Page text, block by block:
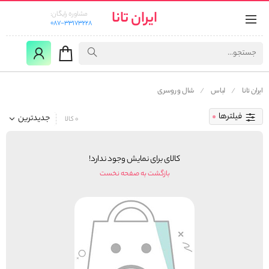
ایران تانا
مشاوره رایگان:
087-33173228
ایران تانا لباس شال و روسری
فیلترها جدیدترین 0 کالا
کالای برای نمایش وجود ندارد!
بازگشت به صفحه نخست